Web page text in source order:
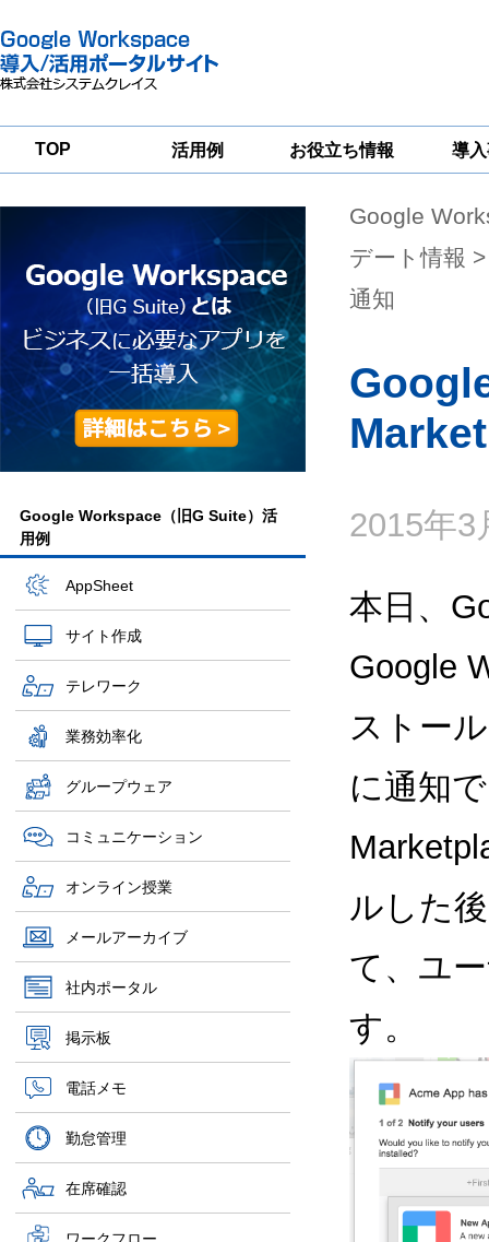
TOP 活用例 お役立ち情報
一
導
グループウェア
移行支援
Google
Workspace
セキュリティ
対策サービス
Google Workspace（旧G Suite）活
用例
AppSheet
サイト作成
テレワーク
業務効率化
グループウェア
コミュニケーション
オンライン授業
メールアーカイブ
社内ポータル
掲示板
電話メモ
勤怠管理
在席確認
Google
デート情報
通知
2015年3
本日、
Google
ストー
に通知
ルした
て、ユ
す。